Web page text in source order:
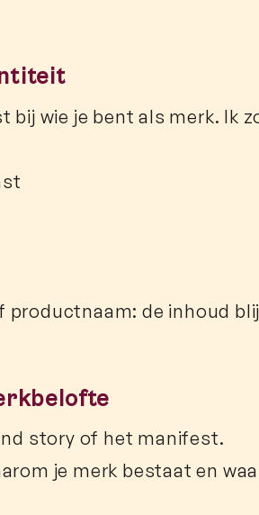
bij wie je bent als merk. Ik
productnaam: de inhoud
story of het manifest.
je merk bestaat en